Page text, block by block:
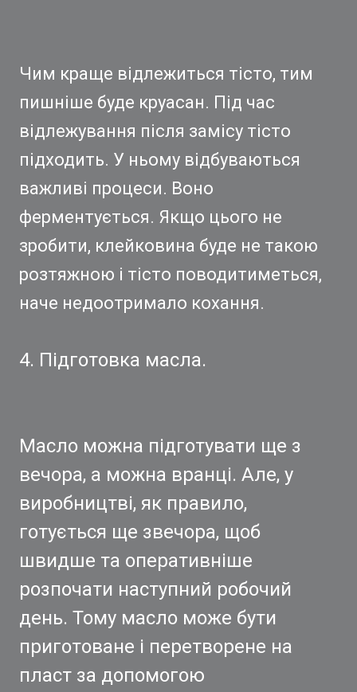
Чим краще відлежиться тісто, тим
пишніше буде круасан. Під час
відлежування після замісу тісто
підходить. У ньому відбуваються
важливі процеси. Воно
ферментується. Якщо цього не
зробити, клейковина буде не такою
розтяжною і тісто поводитиметься,
наче недоотримало кохання.
4. Підготовка масла.
Масло можна підготувати ще з
вечора, а можна вранці. Але, у
виробництві, як правило,
готується ще звечора, щоб
швидше та оперативніше
розпочати наступний робочий
день. Тому масло може бути
приготоване і перетворене на
пласт за допомогою